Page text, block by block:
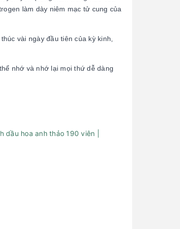
làm dày niêm mạc tử cung của
vài ngày đầu tiên của kỳ kinh,
nhớ và nhớ lại mọi thứ dễ dàng
dầu hoa anh thảo 190 viên |